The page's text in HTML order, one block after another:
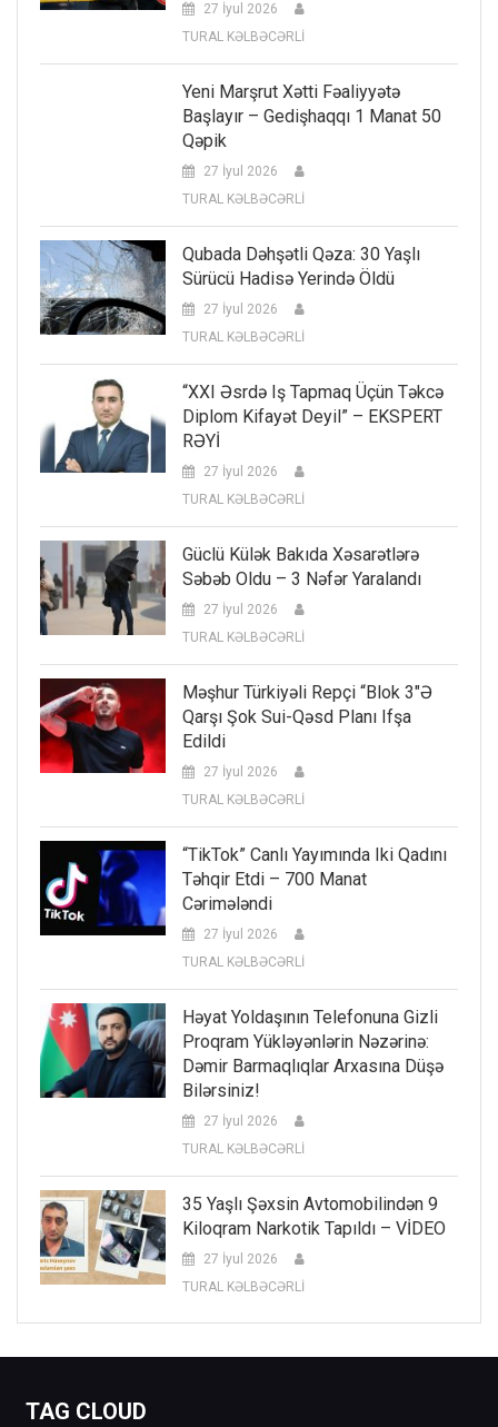
27 İyul 2026
TURAL KƏLBƏCƏRLİ
Yeni Marşrut Xətti Fəaliyyətə
Başlayır – Gedişhaqqı 1 Manat 50
Qəpik
27 İyul 2026
TURAL KƏLBƏCƏRLİ
Qubada Dəhşətli Qəza: 30 Yaşlı
Sürücü Hadisə Yerində Öldü
27 İyul 2026
TURAL KƏLBƏCƏRLİ
“XXI Əsrdə Iş Tapmaq Üçün Təkcə
Diplom Kifayət Deyil” – EKSPERT
RƏYİ
27 İyul 2026
TURAL KƏLBƏCƏRLİ
Güclü Külək Bakıda Xəsarətlərə
Səbəb Oldu – 3 Nəfər Yaralandı
27 İyul 2026
TURAL KƏLBƏCƏRLİ
Məşhur Türkiyəli Repçi “Blok 3″ə
Qarşı Şok Sui-Qəsd Planı Ifşa
Edildi
27 İyul 2026
TURAL KƏLBƏCƏRLİ
“TikTok” Canlı Yayımında Iki Qadını
Təhqir Etdi – 700 Manat
Cərimələndi
27 İyul 2026
TURAL KƏLBƏCƏRLİ
Həyat Yoldaşının Telefonuna Gizli
Proqram Yükləyənlərin Nəzərinə:
Dəmir Barmaqlıqlar Arxasına Düşə
Bilərsiniz!
27 İyul 2026
TURAL KƏLBƏCƏRLİ
35 Yaşlı Şəxsin Avtomobilindən 9
Kiloqram Narkotik Tapıldı – VİDEO
27 İyul 2026
TURAL KƏLBƏCƏRLİ
TAG CLOUD